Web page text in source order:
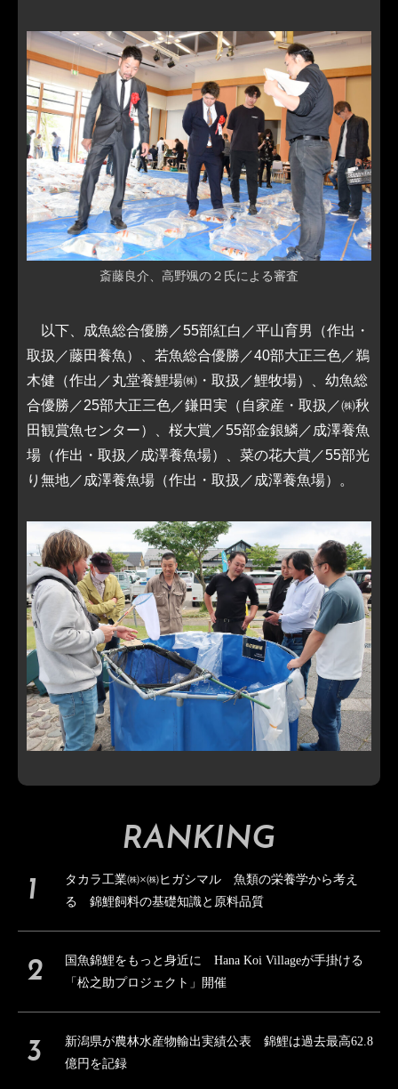
斎藤良介、高野颯の２氏による審査
以下、成魚総合優勝／55部紅白／平山育男（作出・
取扱／藤田養魚）、若魚総合優勝／40部大正三色／鵜
木健（作出／丸堂養鯉場㈱・取扱／鯉牧場）、幼魚総
合優勝／25部大正三色／鎌田実（自家産・取扱／㈱秋
田観賞魚センター）、桜大賞／55部金銀鱗／成澤養魚
場（作出・取扱／成澤養魚場）、菜の花大賞／55部光
り無地／成澤養魚場（作出・取扱／成澤養魚場）。
RANKING
タカラ工業㈱×㈱ヒガシマル 魚類の栄養学から考え
る 錦鯉飼料の基礎知識と原料品質
国魚錦鯉をもっと身近に Hana Koi Villageが手掛ける
「松之助プロジェクト」開催
新潟県が農林水産物輸出実績公表 錦鯉は過去最高62.8
億円を記録